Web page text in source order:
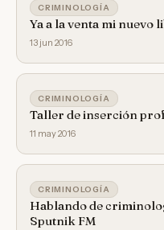
CRIMINOLOGÍA
Ya a la venta mi nuevo
13 jun 2016
CRIMINOLOGÍA
Taller de inserción
11 may 2016
CRIMINOLOGÍA
Hablando de
Sputnik FM